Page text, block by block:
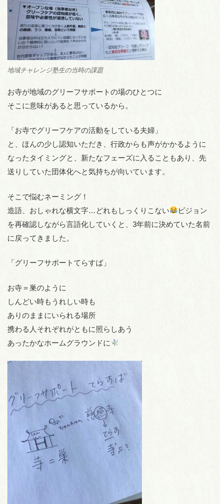
地域チャレンジ塾生の当時の課題
お寺が地域のグリーフサポートの場のひとつに
そこに意味があると思っているから。
「お寺でグリーフケアの活動をしている夫婦」
と、ほんの少し認知いただき、行政からも声がかかるように
なったタイミングと、新たなフェーズに入ることもあり、先
送りしていた団体化へと気持ちが向いています。
そこで悩むネーミング！
造語、おしゃれな横文字…どれもしっくりこない
ビジョン
を再確認しながら言語化していくと、3年前に決めていた名前
に戻ってきました。
「グリーフサポートてらすば」
お寺＝巣のように
しんどい時もうれしい時も
ありのままにいられる場所
携わる人それぞれがともに照らしあう
あったかなホームグラウンドに